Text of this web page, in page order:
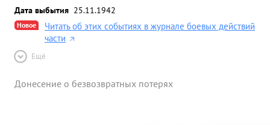
Дата выбытия 25.11.1942
Новое
Читать об этих событиях в журнале боевых действий
части
Ещё
Донесение о безвозвратных потерях